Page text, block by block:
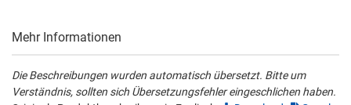
Mehr Informationen
Die Beschreibungen wurden automatisch übersetzt. Bitte um
Verständnis, sollten sich Übersetzungsfehler eingeschlichen haben.